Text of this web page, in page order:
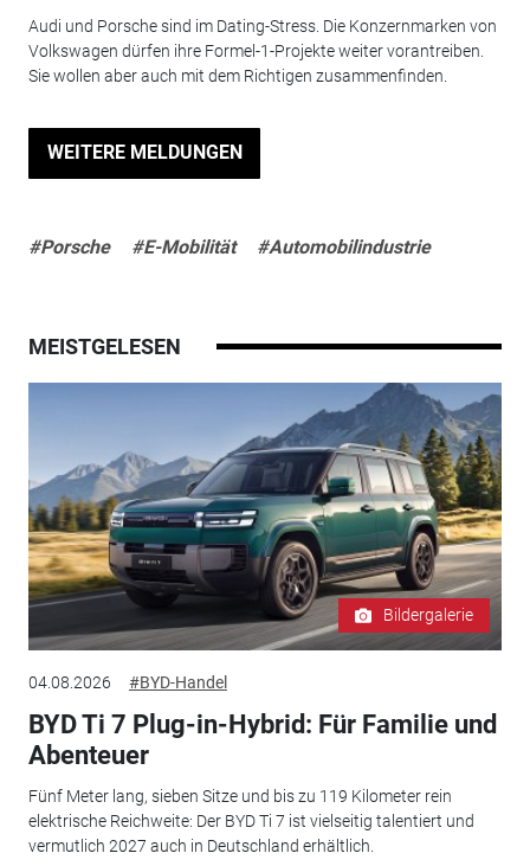
Audi und Porsche sind im Dating-Stress. Die Konzernmarken von
Volkswagen dürfen ihre Formel-1-Projekte weiter vorantreiben.
Sie wollen aber auch mit dem Richtigen zusammenfinden.
WEITERE MELDUNGEN
#Porsche #E-Mobilität #Automobilindustrie
MEISTGELESEN
Bildergalerie
04.08.2026 #BYD-Handel
BYD Ti 7 Plug-in-Hybrid: Für Familie und
Abenteuer
Fünf Meter lang, sieben Sitze und bis zu 119 Kilometer rein
elektrische Reichweite: Der BYD Ti 7 ist vielseitig talentiert und
vermutlich 2027 auch in Deutschland erhältlich.